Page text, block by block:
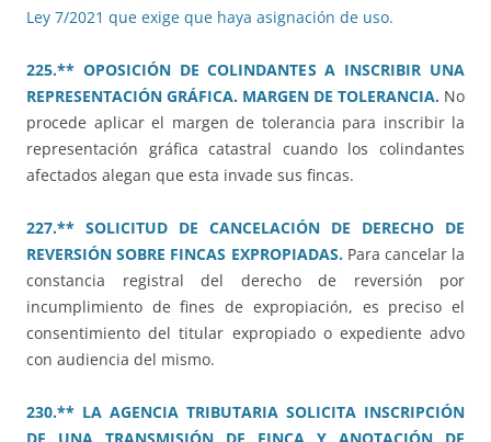
Ley 7/2021 que exige que haya asignación de uso.
225.** OPOSICIÓN DE COLINDANTES A INSCRIBIR UNA
REPRESENTACIÓN GRÁFICA. MARGEN DE TOLERANCIA. No
procede aplicar el margen de tolerancia para inscribir la
representación gráfica catastral cuando los colindantes
afectados alegan que esta invade sus fincas.
227.** SOLICITUD DE CANCELACIÓN DE DERECHO DE
REVERSIÓN SOBRE FINCAS EXPROPIADAS.Para cancelar la
constancia registral del derecho de reversión por
incumplimiento de fines de expropiación, es preciso el
consentimiento del titular expropiado o expediente advo
con audiencia del mismo.
230.** LA AGENCIA TRIBUTARIA SOLICITA INSCRIPCIÓN